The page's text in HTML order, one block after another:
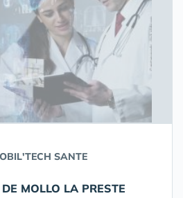
SANTE
MOLLO LA PRESTE